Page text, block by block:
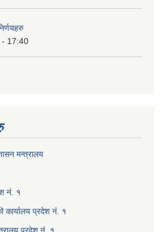
17:40
मन्त्रालय
नं. १
कार्यालय प्रदेश नं. १